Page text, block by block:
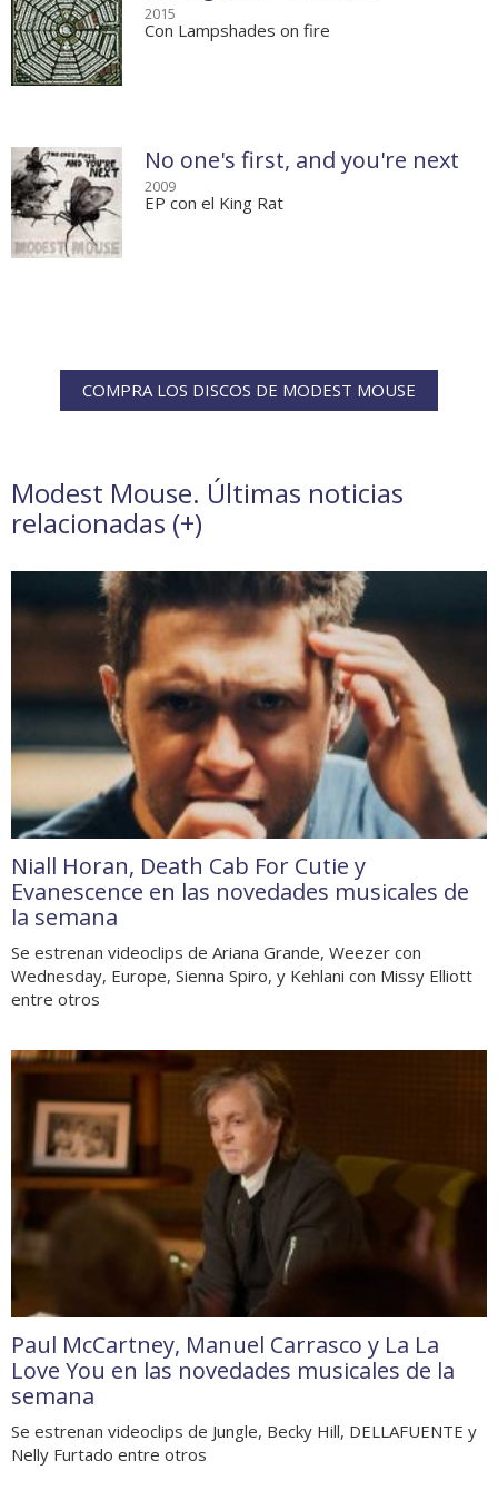
2015
Con Lampshades on fire
No one's first, and you're next
2009
EP con el King Rat
COMPRA LOS DISCOS DE MODEST MOUSE
Modest Mouse. Últimas noticias
relacionadas (+)
Niall Horan, Death Cab For Cutie y
Evanescence en las novedades musicales de
la semana
Se estrenan videoclips de Ariana Grande, Weezer con
Wednesday, Europe, Sienna Spiro, y Kehlani con Missy Elliott
entre otros
Paul McCartney, Manuel Carrasco y La La
Love You en las novedades musicales de la
semana
Se estrenan videoclips de Jungle, Becky Hill, DELLAFUENTE y
Nelly Furtado entre otros